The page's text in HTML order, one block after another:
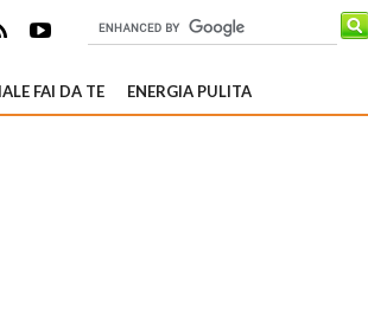
FAI DA TE ENERGIA PULITA